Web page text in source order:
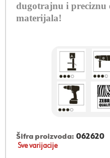
dugotrajnu i
materijala!
Šifra proizvoda: 062620
Sve varijacije